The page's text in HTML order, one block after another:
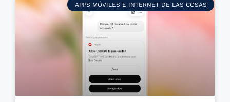
APPS MÓVILES E INTERNET DE LAS COSAS